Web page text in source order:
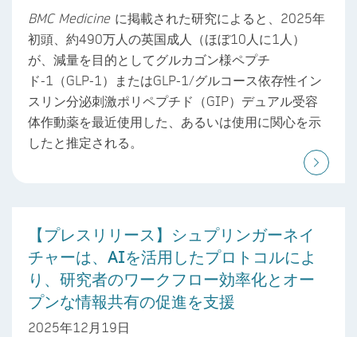
BMC Medicine に掲載された研究によると、2025年
初頭、約490万人の英国成人（ほぼ10人に1人）
が、減量を目的としてグルカゴン様ペプチ
ド-1（GLP-1）またはGLP-1/グルコース依存性イン
スリン分泌刺激ポリペプチド（GIP）デュアル受容
体作動薬を最近使用した、あるいは使用に関心を示
したと推定される。
【プレスリリース】シュプリンガーネイ
チャーは、AIを活用したプロトコルによ
り、研究者のワークフロー効率化とオー
プンな情報共有の促進を支援
2025年12月19日